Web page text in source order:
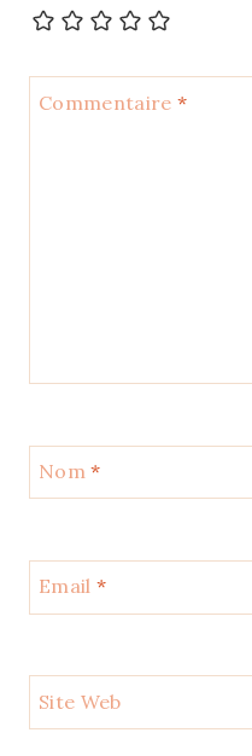
Commentaire *
Nom*
Email *
Site Web